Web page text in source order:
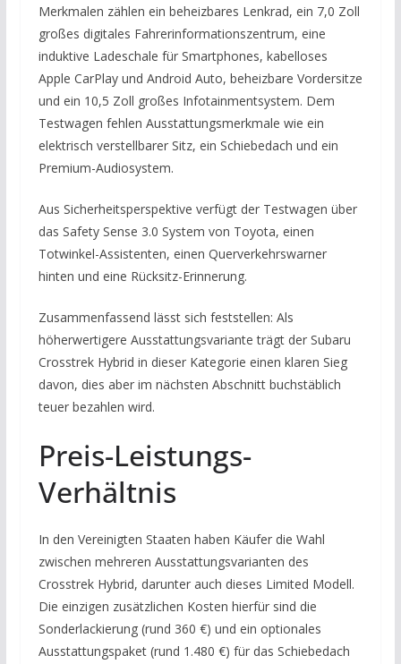
Merkmalen zählen ein beheizbares Lenkrad, ein 7,0 Zoll
großes digitales Fahrerinformationszentrum, eine
induktive Ladeschale für Smartphones, kabelloses
Apple CarPlay und Android Auto, beheizbare Vordersitze
und ein 10,5 Zoll großes Infotainmentsystem. Dem
Testwagen fehlen Ausstattungsmerkmale wie ein
elektrisch verstellbarer Sitz, ein Schiebedach und ein
Premium-Audiosystem.
Aus Sicherheitsperspektive verfügt der Testwagen über
das Safety Sense 3.0 System von Toyota, einen
Totwinkel-Assistenten, einen Querverkehrswarner
hinten und eine Rücksitz-Erinnerung.
Zusammenfassend lässt sich feststellen: Als
höherwertigere Ausstattungsvariante trägt der Subaru
Crosstrek Hybrid in dieser Kategorie einen klaren Sieg
davon, dies aber im nächsten Abschnitt buchstäblich
teuer bezahlen wird.
Preis-Leistungs-
Verhältnis
In den Vereinigten Staaten haben Käufer die Wahl
zwischen mehreren Ausstattungsvarianten des
Crosstrek Hybrid, darunter auch dieses Limited Modell.
Die einzigen zusätzlichen Kosten hierfür sind die
Sonderlackierung (rund 360 €) und ein optionales
Ausstattungspaket (rund 1.480 €) für das Schiebedach